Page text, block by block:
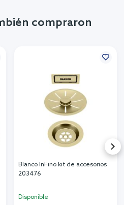
compraron
Blanco InFino kit de accesorios
203476
Disponible